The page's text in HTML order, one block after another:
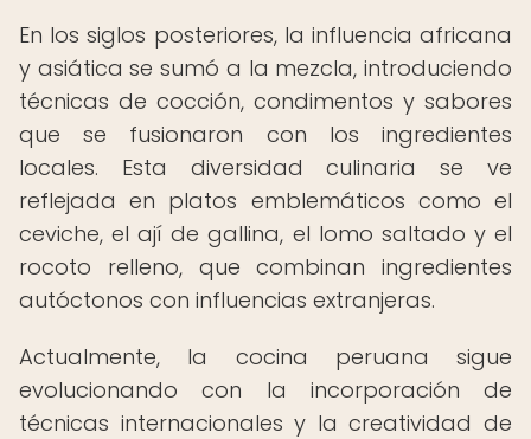
En los siglos posteriores, la influencia africana
y asiática se sumó a la mezcla, introduciendo
técnicas de cocción, condimentos y sabores
que se fusionaron con los ingredientes
locales. Esta diversidad culinaria se ve
reflejada en platos emblemáticos como el
ceviche, el ají de gallina, el lomo saltado y el
rocoto relleno, que combinan ingredientes
autóctonos con influencias extranjeras.
Actualmente, la cocina peruana sigue
evolucionando con la incorporación de
técnicas internacionales y la creatividad de